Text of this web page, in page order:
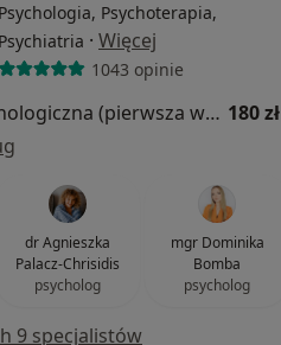
Psychologia, Psychoterapia,
Psychiatria · Więcej
1043 opinie
Konsultacja psychologiczna (pierwsza wizyta) 180 zł
dr Agnieszka
Palacz-Chrisidis
psycholog
mgr Dominika
Bomba
psycholog
9 specjalistów